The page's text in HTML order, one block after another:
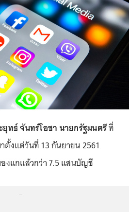
ยุทธ์ จันทร์โอชา นายกรัฐมนตรีที่
ตั้งแต่วันที่ 13 กันยายน 2561
งแกแล้วกว่า 7.5 แสนบัญชี